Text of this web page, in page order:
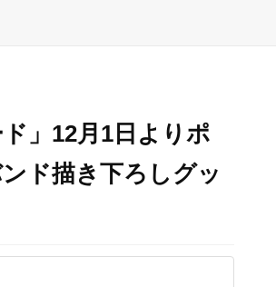
」12月1日よりポ
ド描き下ろしグッ